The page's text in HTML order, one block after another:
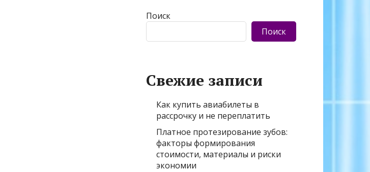
Поиск
Поиск
Свежие записи
Как купить авиабилеты в
рассрочку и не переплатить
Платное протезирование зубов:
факторы формирования
стоимости, материалы и риски
экономии